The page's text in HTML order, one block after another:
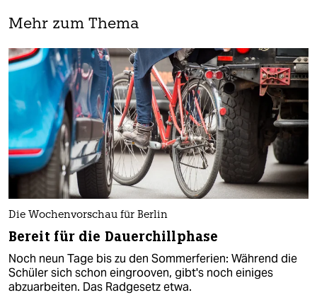
Mehr zum Thema
Die Wochenvorschau für Berlin
Bereit für die Dauerchillphase
Noch neun Tage bis zu den Sommerferien: Während die
Schüler sich schon eingrooven, gibt's noch einiges
abzuarbeiten. Das Radgesetz etwa.